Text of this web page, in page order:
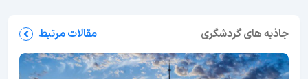
جاذبه های گردشگری مقالات مرتبط